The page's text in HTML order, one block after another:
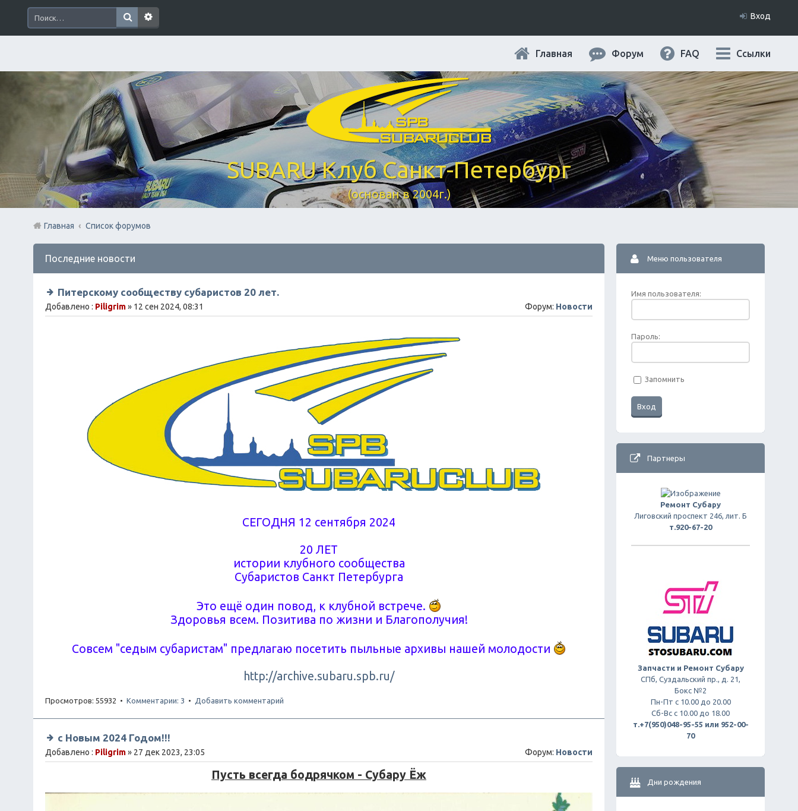
Вход
SUBARU Клуб Санкт-Петербург
(основан в 2004г.)
Ссылки
FAQ
Форум
Главная
Главная Список форумов
Последние новости
Питерскому сообществу субаристов 20 лет.
Добавлено : Piligrim» 12 сен 2024, 08:31 Форум: Новости
СЕГОДНЯ 12 сентября 2024
20 ЛЕТ
истории клубного сообщества
Субаристов Санкт Петербурга
Это ещё один повод, к клубной встрече.
Здоровья всем. Позитива по жизни и Благополучия!
Совсем "седым субаристам" предлагаю посетить пыльные архивы нашей молодости
http://archive.subaru.spb.ru/
Просмотров: 55932 • Комментарии: 3 • Добавить комментарий
с Новым 2024 Годом!!!
Добавлено : Piligrim» 27 дек 2023, 23:05 Форум: Новости
Пусть всегда бодрячком - Субару Ёж
Меню пользователя
Имя пользователя:
Пароль:
Запомнить
Партнеры
Ремонт Субару
Лиговский проспект 246, лит. Б
т.920-67-20
Запчасти и Ремонт Субару
СПб, Суздальский пр., д. 21,
Бокс №2
Пн-Пт с 10.00 до 20.00
Сб-Вс с 10.00 до 18.00
т.+7(950)048-95-55 или 952-00-
70
Дни рождения